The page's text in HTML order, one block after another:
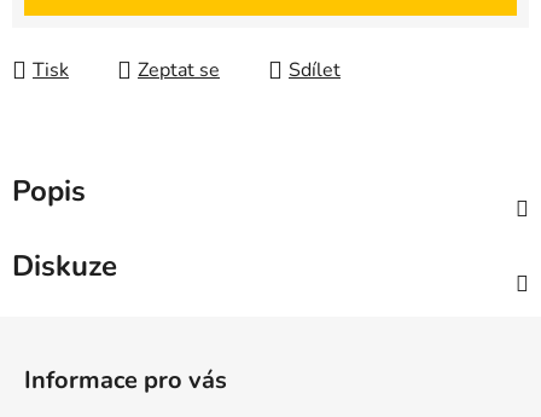
Tisk Zeptat se Sdílet
Popis
Diskuze
Informace pro vás